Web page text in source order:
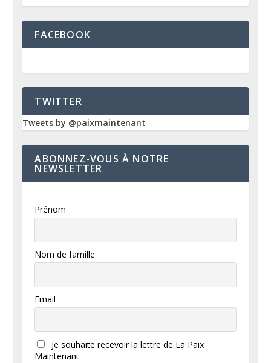
FACEBOOK
TWITTER
Tweets by @paixmaintenant
ABONNEZ-VOUS À NOTRE
NEWSLETTER
Prénom
Nom de famille
Email
Je souhaite recevoir la lettre de La Paix
Maintenant